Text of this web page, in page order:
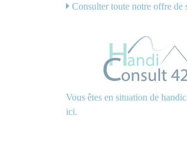
Consulter toute notre offre de
Vous êtes en situation de
ici.